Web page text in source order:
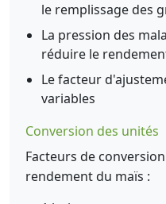
le remplissage des
La pression des
réduire le
Le facteur
variables
Conversion des unités
Facteurs de
rendement du maïs :